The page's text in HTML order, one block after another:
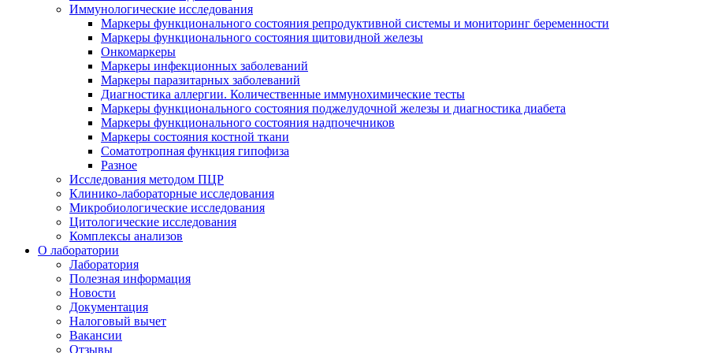
Иммунологические исследования
Маркеры функционального состояния репродуктивной системы и мониторинг беременности
Маркеры функционального состояния щитовидной железы
Онкомаркеры
Маркеры инфекционных заболеваний
Маркеры паразитарных заболеваний
Диагностика аллергии. Количественные иммунохимические тесты
Маркеры функционального состояния поджелудочной железы и диагностика диабета
Маркеры функционального состояния надпочечников
Маркеры состояния костной ткани
Соматотропная функция гипофиза
Разное
Исследования методом ПЦР
Клинико-лабораторные исследования
Микробиологические исследования
Цитологические исследования
Комплексы анализов
О лаборатории
Лаборатория
Полезная информация
Новости
Документация
Налоговый вычет
Вакансии
Отзывы